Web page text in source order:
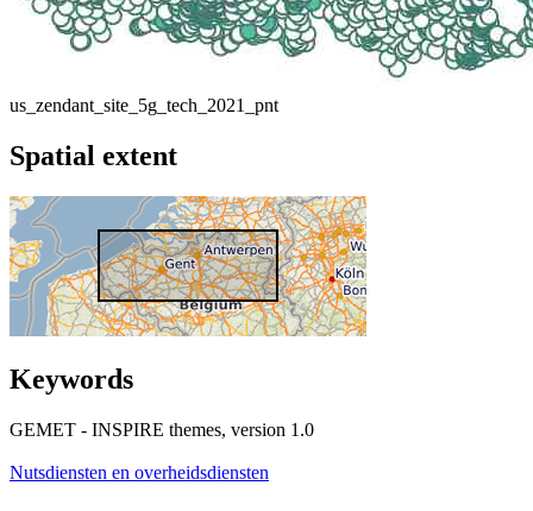
us_zendant_site_5g_tech_2021_pnt
Spatial extent
Keywords
GEMET - INSPIRE themes, version 1.0
Nutsdiensten en overheidsdiensten